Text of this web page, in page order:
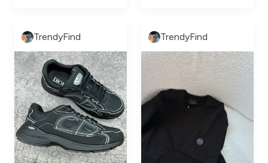
TrendyFind TrendyFind